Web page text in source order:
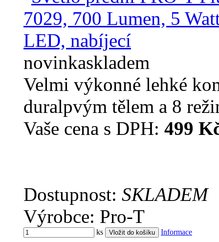
novinkaskladem
Velmi výkonné lehké
duralpvým tělem a 8
Vaše cena s DPH: 499
Dostupnost: SKLADEM
Výrobce: Pro-T
ks Informace